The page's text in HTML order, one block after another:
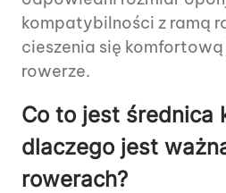
kompatybilności z ramą
cieszenia się
rowerze.
Co to jest średnica
dlaczego jest
rowerach?